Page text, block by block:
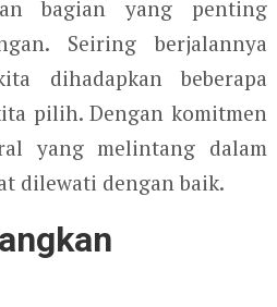
bagian yang penting
Seiring berjalannya
dihadapkan beberapa
pilih. Dengan komitmen
yang melintang dalam
dilewati dengan baik.